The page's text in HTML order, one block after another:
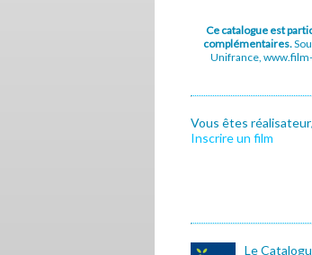
Ce catalogue est
complémentaires.
Unifrance,
Vous êtes
Inscrire un film
Le